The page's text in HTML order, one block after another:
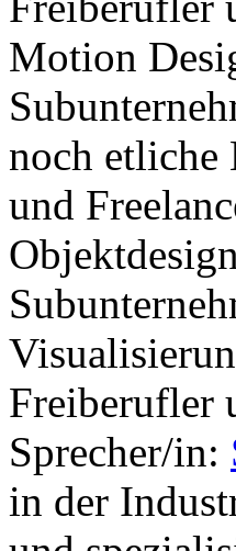
Motion
noch etliche
und
Freiberufler
Sprecher/in:
in der